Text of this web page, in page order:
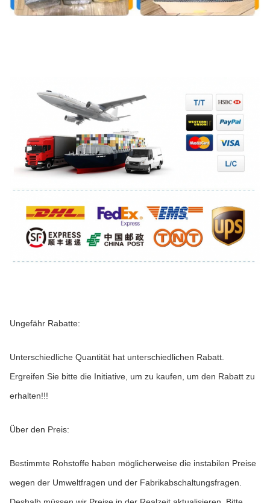
Ungefähr Rabatte:
Unterschiedliche Quantität hat unterschiedlichen Rabatt.
Ergreifen Sie bitte die Initiative, um zu kaufen, um den Rabatt zu
erhalten!!!
Über den Preis:
Bestimmte Rohstoffe haben möglicherweise die instabilen Preise
wegen der Umweltfragen und der Fabrikabschaltungsfragen.